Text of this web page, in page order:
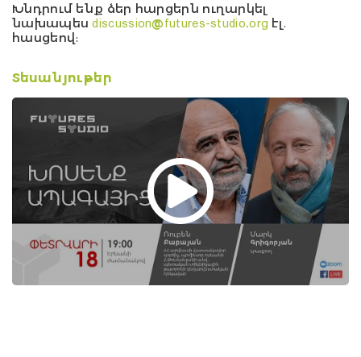
Խնդրում ենք ձեր հարցերն ուղարկել
նախապեսdiscussion@futures-studio.org էլ.
հասցեով:
Տեսանյութեր